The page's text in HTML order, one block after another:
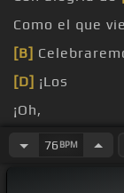
Como el que
[B]
[D] ¡Los
¡Oh,
Y[D]
76 BPM